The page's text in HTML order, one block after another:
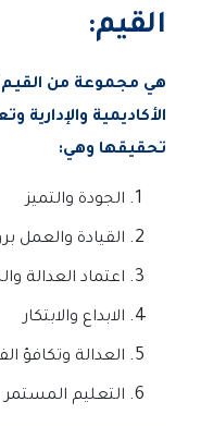
القيم:
هي مجموعة من القيم
الأكاديمية
تحقيقها وهي:
الجودة والتميز
القيادة والعمل
اعتماد العدالة
الابداع والابتكار
العدالة وتكافؤ
التعليم المستمر